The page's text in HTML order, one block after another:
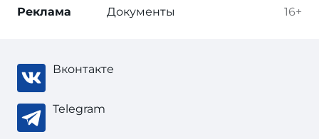
16+
Реклама Документы
Вконтакте
Telegram